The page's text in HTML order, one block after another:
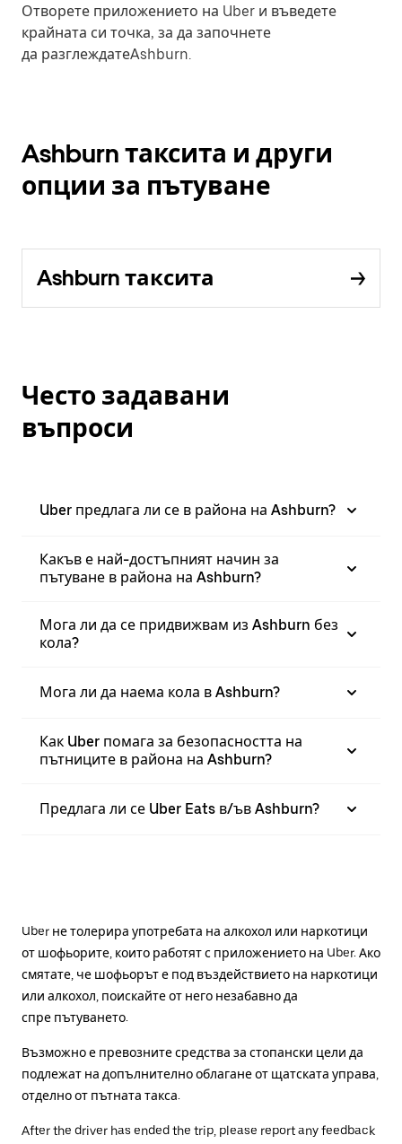
Отворете приложението на Uber и въведете
крайната си точка, за да започнете
да разглеждатеAshburn.
Ashburn таксита и други
опции за пътуване
Ashburn таксита
Често задавани
въпроси
Uber предлага ли се в района на Ashburn?
Какъв е най-достъпният начин за
пътуване в района на Ashburn?
Мога ли да се придвижвам из Ashburn без
кола?
Мога ли да наема кола в Ashburn?
Как Uber помага за безопасността на
пътниците в района на Ashburn?
Предлага ли се Uber Eats в/ъв Ashburn?
Uber не толерира употребата на алкохол или наркотици
от шофьорите, които работят с приложението на Uber. Ако
смятате, че шофьорът е под въздействието на наркотици
или алкохол, поискайте от него незабавно да
спре пътуването.
Възможно е превозните средства за стопански цели да
подлежат на допълнително облагане от щатската управа,
отделно от пътната такса.
After the driver has ended the trip, please report any feedback